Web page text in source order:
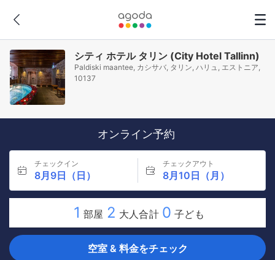
シティ ホテル タリン (City Hotel Tallinn)
Paldiski maantee, カシサバ, タリン, ハリュ, エストニア,
10137
オンライン予約
チェックイン
8月9日（日）
チェックアウト
8月10日（月）
1 部屋 2 大人合計 0 子ども
空室 & 料金をチェック